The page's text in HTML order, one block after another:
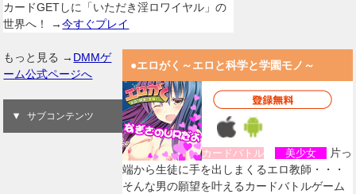
カードGETしに「いただき淫ロワイヤル」の
世界へ！ →今すぐプレイ
●エロがく～エロと科学と学園モノ～
カードバトル 美少女
片っ
端から生徒に手を出しまくるエロ教師・・・
そんな男の願望を叶えるカードバトルゲーム
もっと見る → DMMゲ
ーム公式ページへ
サブコンテンツ